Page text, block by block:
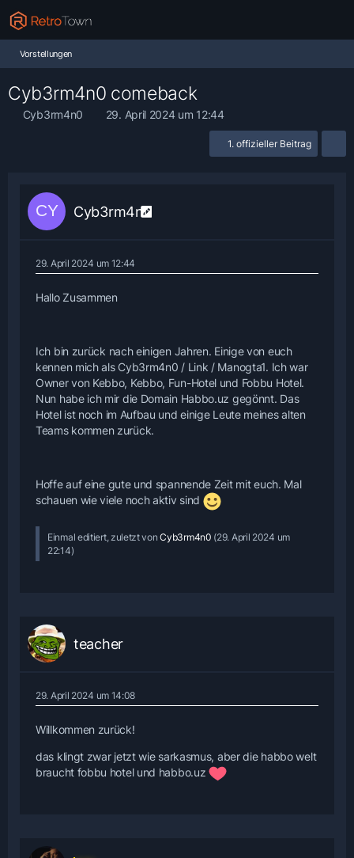
Vorstellungen
Cyb3rm4n0 comeback
Cyb3rm4n0 29. April 2024 um 12:44
1. offizieller Beitrag
Cyb3rm4n0
29. April 2024 um 12:44
Hallo Zusammen
Ich bin zurück nach einigen Jahren. Einige von euch
kennen mich als Cyb3rm4n0 / Link / Manogta1. Ich war
Owner von Kebbo, Kebbo, Fun-Hotel und Fobbu Hotel.
Nun habe ich mir die Domain Habbo.uz gegönnt. Das
Hotel ist noch im Aufbau und einige Leute meines alten
Teams kommen zurück.
Hoffe auf eine gute und spannende Zeit mit euch. Mal
schauen wie viele noch aktiv sind
Einmal editiert, zuletzt vonCyb3rm4n0 (29. April 2024 um
22:14)
teacher
29. April 2024 um 14:08
Willkommen zurück!
das klingt zwar jetzt wie sarkasmus, aber die habbo welt
braucht fobbu hotel und habbo.uz